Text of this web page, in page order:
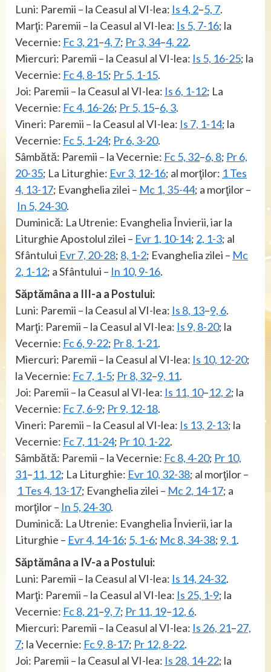
Luni: Paremii – la Ceasul al VI-lea: Is 4, 2–5, 7.
Marţi: Paremii – la Ceasul al VI-lea: Is 5, 7-16; la
Vecernie: Fc 3, 21–4, 7; Pr 3, 34–4, 22.
Miercuri: Paremii – la Ceasul al VI-lea: Is 5, 16-25; la
Vecernie: Fc 4, 8-15; Pr 5, 1-15.
Joi: Paremii – la Ceasul al VI-lea: Is 6, 1-12; La
Vecernie: Fc 4, 16-26; Pr 5, 15–6, 3.
Vineri: Paremii – la Ceasul al VI-lea: Is 7, 1-14; la
Vecernie: Fc 5, 1-24; Pr 6, 3-20.
Sâmbătă: Paremii – la Vecernie: Fc 5, 32–6, 8; Pr 6,
20-35; La Liturghie: Evr 3, 12-16; al morţilor: 1 Tes
4, 13-17; Evanghelia zilei – Mc 1, 35-44; a morţilor –
In 5, 24-30.
Duminică: La Utrenie: Evanghelia Învierii, iar la
Liturghie Apostolul zilei – Evr 1, 10-14; 2, 1-3; al
Sfântului Evr 7, 20-28; 8, 1-2; Evanghelia zilei – Mc
2, 1-12; a Sfântului – In 10, 9-16.
Săptămâna a III-a a Postului:
Luni: Paremii – la Ceasul al VI-lea: Is 8, 13–9, 6.
Marţi: Paremii – la Ceasul al VI-lea: Is 9, 8-20; la
Vecernie: Fc 6, 9-22; Pr 8, 1-21.
Miercuri: Paremii – la Ceasul al VI-lea: Is 10, 12-20;
la Vecernie: Fc 7, 1-5; Pr 8, 32–9, 11.
Joi: Paremii – la Ceasul al VI-lea: Is 11, 10–12, 2; la
Vecernie: Fc 7, 6-9; Pr 9, 12-18.
Vineri: Paremii – la Ceasul al VI-lea: Is 13, 2-13; la
Vecernie: Fc 7, 11-24; Pr 10, 1-22.
Sâmbătă: Paremii – la Vecernie: Fc 8, 4-20; Pr 10,
31–11, 12; La Liturghie: Evr 10, 32-38; al morţilor –
1 Tes 4, 13-17; Evanghelia zilei – Mc 2, 14-17; a
morţilor – In 5, 24-30.
Duminică: La Utrenie: Evanghelia Învierii, iar la
Liturghie – Evr 4, 14-16; 5, 1-6; Mc 8, 34-38; 9, 1.
Săptămâna a IV-a a Postului:
Luni: Paremii – la Ceasul al VI-lea: Is 14, 24-32.
Marţi: Paremii – la Ceasul al VI-lea: Is 25, 1-9; la
Vecernie: Fc 8, 21–9, 7; Pr 11, 19–12, 6.
Miercuri: Paremii – la Ceasul al VI-lea: Is 26, 21–27,
7; la Vecernie: Fc 9, 8-17; Pr 12, 8-22.
Joi: Paremii – la Ceasul al VI-lea: Is 28, 14-22; la